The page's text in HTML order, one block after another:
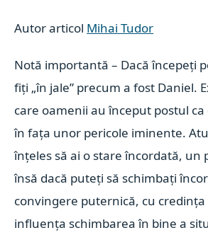
Autor articol Mihai Tudor
Notă importantă – Dacă începeți
fiți „în jale” precum a fost Daniel.
care oamenii au început postul ca
în fața unor pericole iminente.
înțeles să ai o stare încordată, un
însă dacă puteți să schimbați
convingere puternică, cu credința
influența schimbarea în bine a